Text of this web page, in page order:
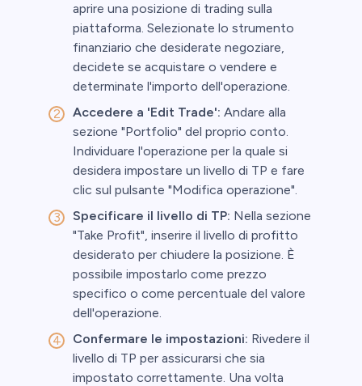
aprire una posizione di trading sulla
piattaforma. Selezionate lo strumento
finanziario che desiderate negoziare,
decidete se acquistare o vendere e
determinate l'importo dell'operazione.
Accedere a 'Edit Trade': Andare alla
sezione "Portfolio" del proprio conto.
Individuare l'operazione per la quale si
desidera impostare un livello di TP e fare
clic sul pulsante "Modifica operazione".
Specificare il livello di TP: Nella sezione
"Take Profit", inserire il livello di profitto
desiderato per chiudere la posizione. È
possibile impostarlo come prezzo
specifico o come percentuale del valore
dell'operazione.
Confermare le impostazioni: Rivedere il
livello di TP per assicurarsi che sia
impostato correttamente. Una volta